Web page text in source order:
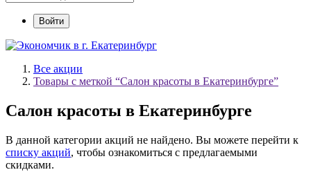
Войти
Все акции
Товары с меткой “Салон красоты в Екатеринбурге”
Салон красоты в Екатеринбурге
В данной категории акций не найдено. Вы можете перейти к
списку акций, чтобы ознакомиться с предлагаемыми
скидками.